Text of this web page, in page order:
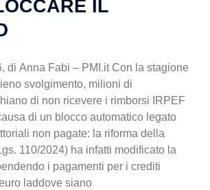
IL
di Anna Fabi – PMI.it Con la stagione
svolgimento, milioni di
di non ricevere i rimborsi IRPEF
di un blocco automatico legato
non pagate: la riforma della
110/2024) ha infatti modificato la
i pagamenti per i crediti
laddove siano